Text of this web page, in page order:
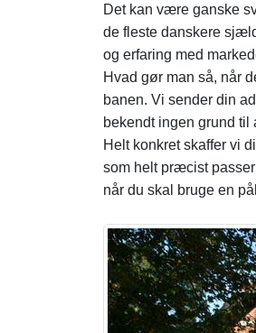
Det kan være ganske
de fleste danskere
og erfaring med
Hvad gør man så, når
banen. Vi sender din
bekendt ingen grund til
Helt konkret skaffer vi
som helt præcist
når du skal bruge en